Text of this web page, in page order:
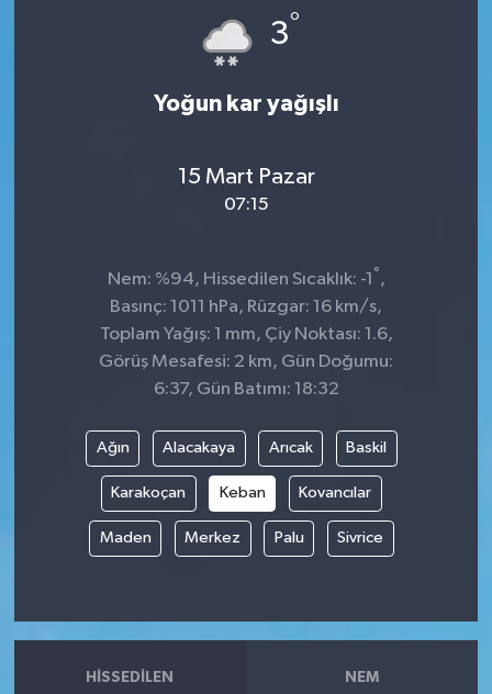
3°
Yoğun kar yağışlı
15 Mart Pazar
07:15
Nem: %94, Hissedilen Sıcaklık: -1 ° ,
Basınç: 1011 hPa, Rüzgar: 16 km/s,
Toplam Yağış: 1 mm, Çiy Noktası: 1.6,
Görüş Mesafesi: 2 km, Gün Doğumu:
6:37, Gün Batımı: 18:32
Ağın Alacakaya Arıcak Baskil
Karakoçan Keban Kovancılar
Maden Merkez Palu Sivrice
HISSEDILEN NEM